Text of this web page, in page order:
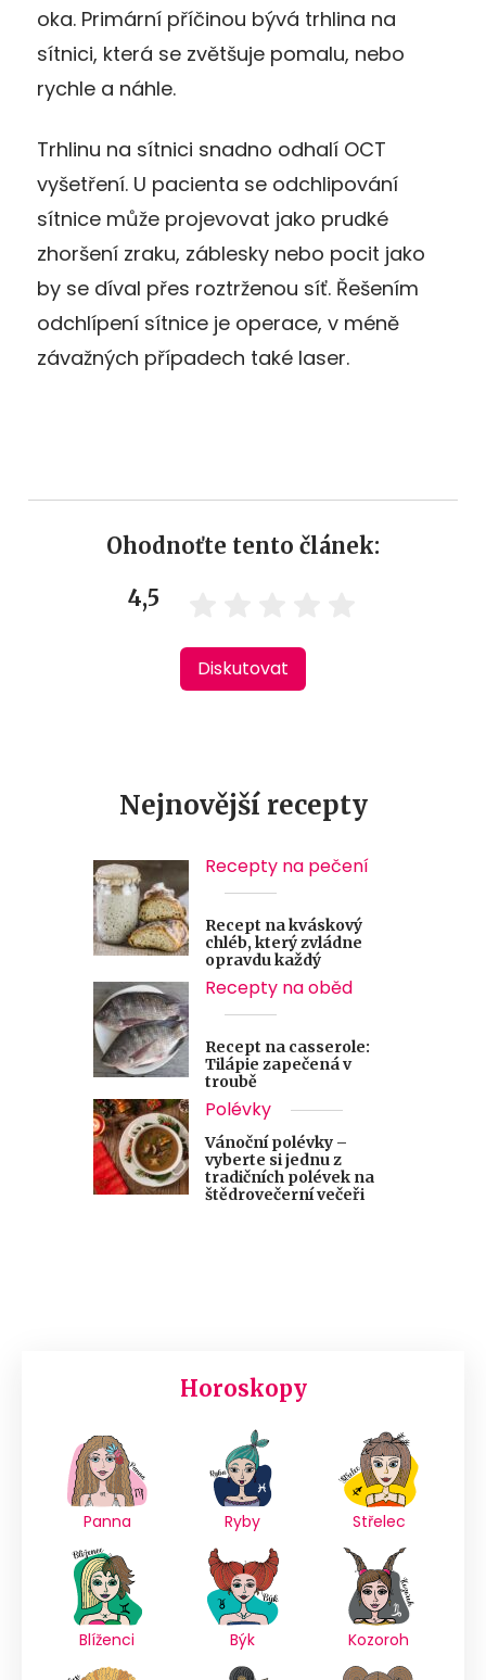
oka. Primární příčinou bývá trhlina na
sítnici, která se zvětšuje pomalu, nebo
rychle a náhle.
Trhlinu na sítnici snadno odhalí OCT
vyšetření. U pacienta se odchlipování
sítnice může projevovat jako prudké
zhoršení zraku, záblesky nebo pocit jako
by se díval přes roztrženou síť. Řešením
odchlípení sítnice je operace, v méně
závažných případech také laser.
Ohodnoťte tento článek:
4,5
Diskutovat
Nejnovější recepty
Recepty na pečení
Recept na kváskový
chléb, který zvládne
opravdu každý
Recepty na oběd
Recept na casserole:
Tilápie zapečená v
troubě
Polévky
Vánoční polévky –
vyberte si jednu z
tradičních polévek na
štědrovečerní večeři
Horoskopy
Panna Ryby Střelec
Blíženci Býk Kozoroh